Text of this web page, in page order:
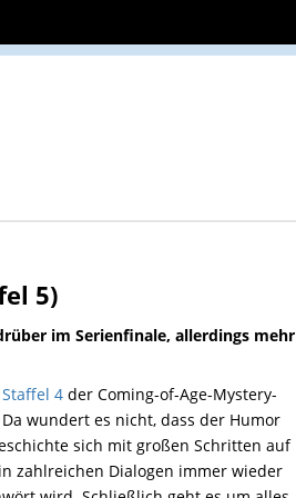
5)
im Serienfinale, allerdings mehr
Staffel 4 der Coming-of-Age-Mystery-
wundert es nicht, dass der Humor
sich mit großen Schritten auf
zahlreichen Dialogen immer wieder